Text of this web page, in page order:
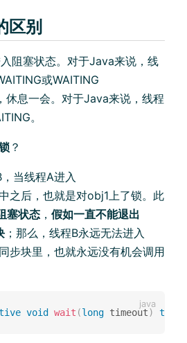
区别
入阻塞状态。对于Java来说，线
或WAITING
，休息一会。对于Java来说，线程
。
？
当线程A进入
之后，也就是对obj1上了锁。此
塞状态 ， 假如一直不能退出
；那么，线程B永远无法进入
步块里，也就永远没有机会调用
void wait (long timeout)